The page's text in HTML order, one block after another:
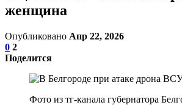
женщина
Опубликовано Апр 22, 2026
0 2
Поделится
Фото из тг-канала губернатора